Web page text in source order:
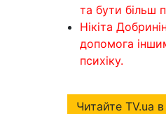
та бути більш
Нікіта
допомога
психіку.
Читайте TV.ua